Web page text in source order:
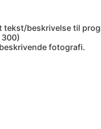
tekst/beskrivelse til
300)
fotografi.